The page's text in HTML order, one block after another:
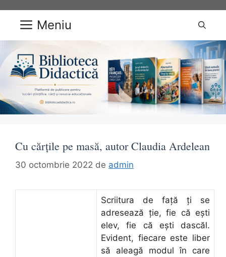
conținut Meniu
Cu cărțile pe masă, autor Claudia Ardelean
30 octombrie 2022 de admin
Scriitura de față ți se
adresează ție, fie că ești
elev, fie că ești dascăl.
Evident, fiecare este liber
să aleagă modul în care